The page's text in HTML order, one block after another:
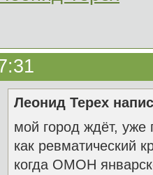
Леонид Терех
мой город ждёт, уже
как ревматический
когда ОМОН